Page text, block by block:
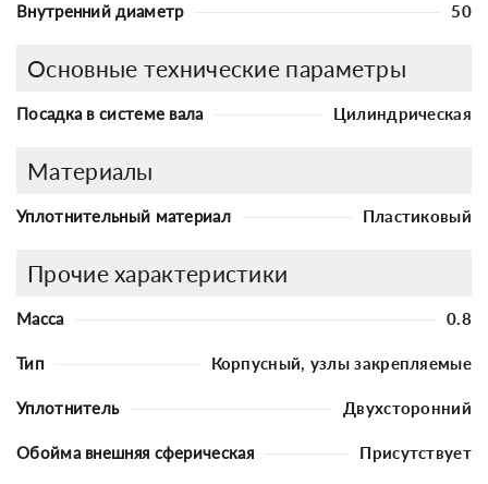
Внутренний диаметр 50
Основные технические параметры
Посадка в системе вала Цилиндрическая
Материалы
Уплотнительный материал Пластиковый
Прочие характеристики
Масса 0.8
Тип Корпусный, узлы закрепляемые
Уплотнитель Двухсторонний
Обойма внешняя сферическая Присутствует